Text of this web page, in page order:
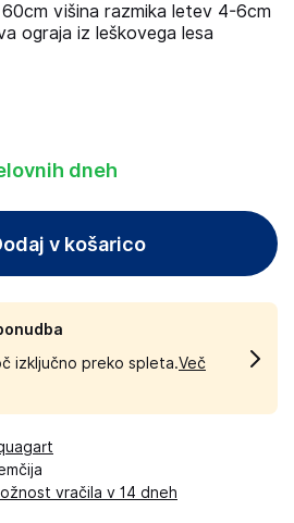
višina razmika letev 4-6cm
ograja iz leškovega lesa
dneh
v košarico
izključno preko spleta.Več
vračila v 14 dneh